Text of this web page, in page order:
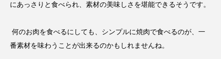
にあっさりと食べられ、素材の美味しさを堪能できるそうです。
何のお肉を食べるにしても、シンプルに焼肉で食べるのが、一
番素材を味わうことが出来るのかもしれませんね。